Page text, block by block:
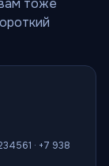
тоже
· +7 938